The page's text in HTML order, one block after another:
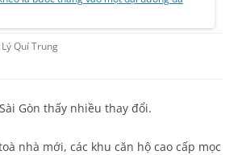
Quí Trung
Gòn thấy nhiều thay đổi.
nhà mới, các khu căn hộ cao cấp mọc